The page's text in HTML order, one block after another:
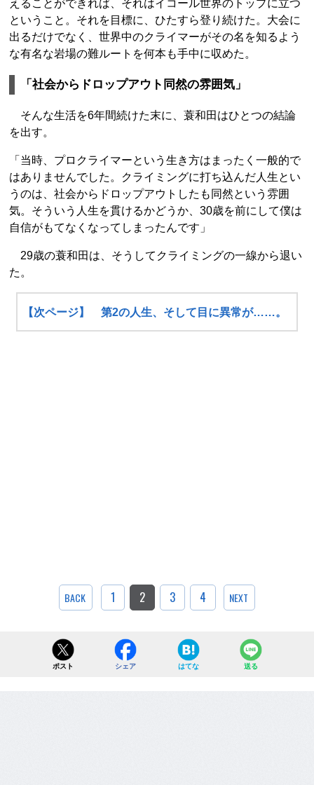
えることができれば、それはイコール世界のトップに立つ
ということ。それを目標に、ひたすら登り続けた。大会に
出るだけでなく、世界中のクライマーがその名を知るよう
な有名な岩場の難ルートを何本も手中に収めた。
「社会からドロップアウト同然の雰囲気」
そんな生活を6年間続けた末に、蓑和田はひとつの結論
を出す。
「当時、プロクライマーという生き方はまったく一般的で
はありませんでした。クライミングに打ち込んだ人生とい
うのは、社会からドロップアウトしたも同然という雰囲
気。そういう人生を貫けるかどうか、30歳を前にして僕は
自信がもてなくなってしまったんです」
29歳の蓑和田は、そうしてクライミングの一線から退い
た。
【次ページ】 第2の人生、そして目に異常が……。
BACK 1 2 3 4 NEXT
ポスト シェア はてな 送る